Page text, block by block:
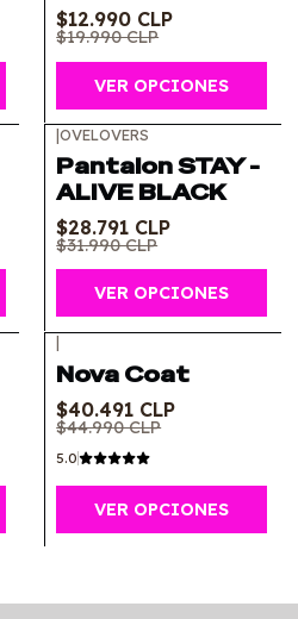
$12.990 CLP
$19.990 CLP
VER OPCIONES
|OVELOVERS
Pantalon STAY -
ALIVE BLACK
$28.791 CLP
$31.990 CLP
VER OPCIONES
|
Nova Coat
$40.491 CLP
$44.990 CLP
5.0
VER OPCIONES